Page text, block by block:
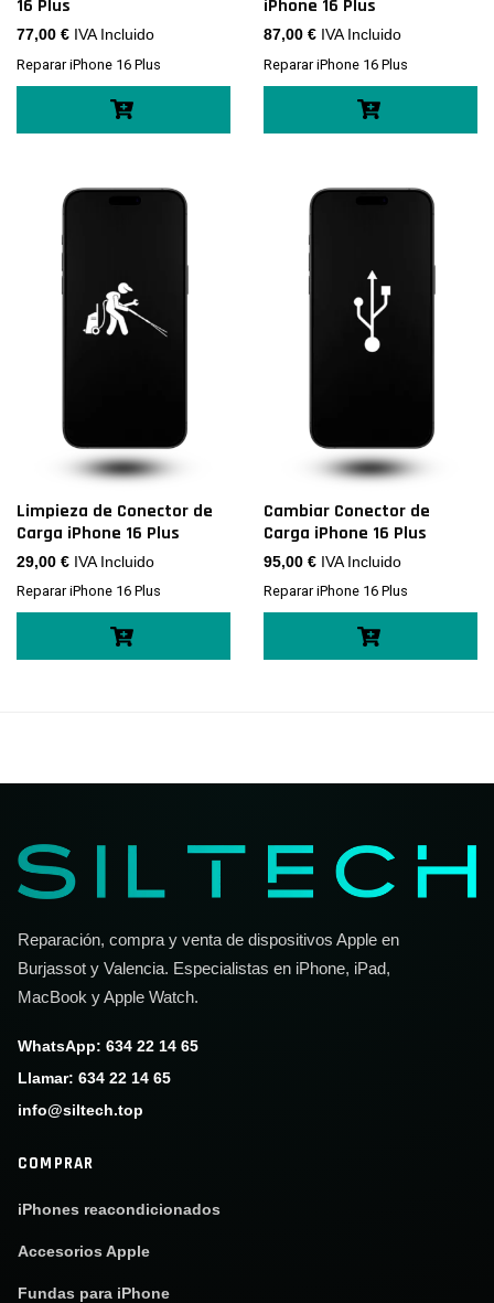
16 Plus
77,00 € IVA Incluido
Reparar iPhone 16 Plus
iPhone 16 Plus
87,00 € IVA Incluido
Reparar iPhone 16 Plus
Limpieza de Conector de
Carga iPhone 16 Plus
29,00 € IVA Incluido
Reparar iPhone 16 Plus
Cambiar Conector de
Carga iPhone 16 Plus
95,00 € IVA Incluido
Reparar iPhone 16 Plus
Reparación, compra y venta de dispositivos Apple en
Burjassot y Valencia. Especialistas en iPhone, iPad,
MacBook y Apple Watch.
WhatsApp: 634 22 14 65
Llamar: 634 22 14 65
info@siltech.top
COMPRAR
iPhones reacondicionados
Accesorios Apple
Fundas para iPhone